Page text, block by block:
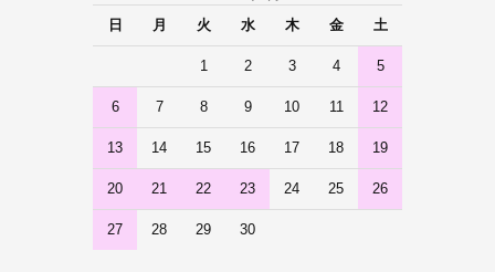
日
月 火 水 木 金 土
1 2 3 4 5
6 7 8 9 10 11 12
13 14 15 16 17 18 19
20 21 22 23 24 25 26
27 28 29 30